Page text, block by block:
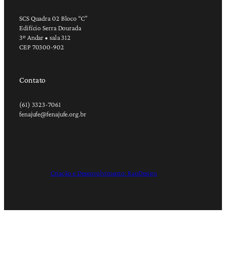
SCS Quadra 02 Bloco “C”
Edifício Serra Dourada
3º Andar • sala 312
CEP 70300-902
Contato
(61) 3323-7061
fenajufe@fenajufe.org.br
Criação e Desenvolvimento: RapDesign